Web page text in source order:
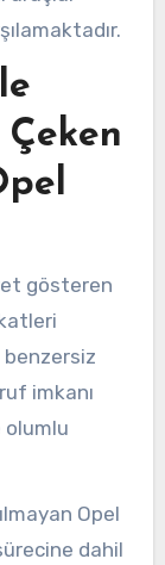
gösteren
benzersiz
imkanı
olumlu
Opel
dahil